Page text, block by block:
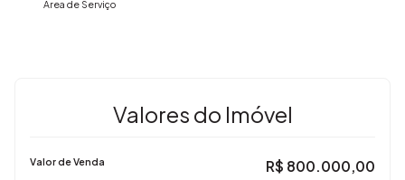
Área de Serviço
Valores do Imóvel
R$ 800.000,00
Valor de Venda